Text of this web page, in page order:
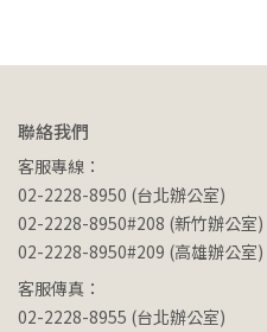
聯絡我們
客服專線：
02-2228-8950 (台北辦公室)
02-2228-8950#208 (新竹辦公室)
02-2228-8950#209 (高雄辦公室)
客服傳真：
02-2228-8955 (台北辦公室)